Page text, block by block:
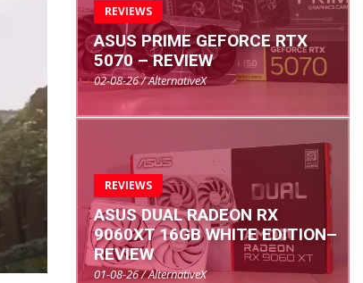
REVIEWS
ASUS PRIME GEFORCE RTX
5070 – REVIEW
02-08-26 / AlternativeX
REVIEWS
ASUS DUAL RADEON RX
9060XT 16GB WHITE EDITION–
REVIEW
01-08-26 / AlternativeX